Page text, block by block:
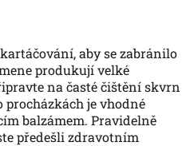
aby se zabránilo
produkují velké
na časté čištění skvrn
procházkách je vhodné
balzámem. Pravidelně
předešli zdravotním